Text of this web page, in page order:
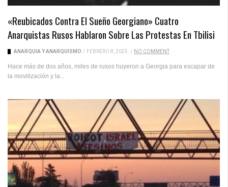
«Reubicados Contra El Sueño Georgiano» Cuatro
Anarquistas Rusos Hablaron Sobre Las Protestas En Tbilisi
ANARQUÍA Y ANARQUISMO / FEBRERO 8, 2025 / NO COMMENT
Hace más de dos años, miles de rusos huyeron a Georgia para escapar de
la movilización y la...